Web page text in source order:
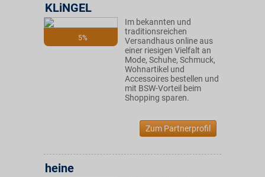
5%
KLiNGEL
Im bekannten und
traditionsreichen
Versandhaus online aus
einer riesigen Vielfalt an
Mode, Schuhe, Schmuck,
Wohnartikel und
Accessoires bestellen und
mit BSW-Vorteil beim
Shopping sparen.
Zum Partnerprofil
heine